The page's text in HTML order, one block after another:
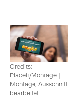
Credits:
Placeit/Montage |
Montage, Ausschnitt
bearbeitet